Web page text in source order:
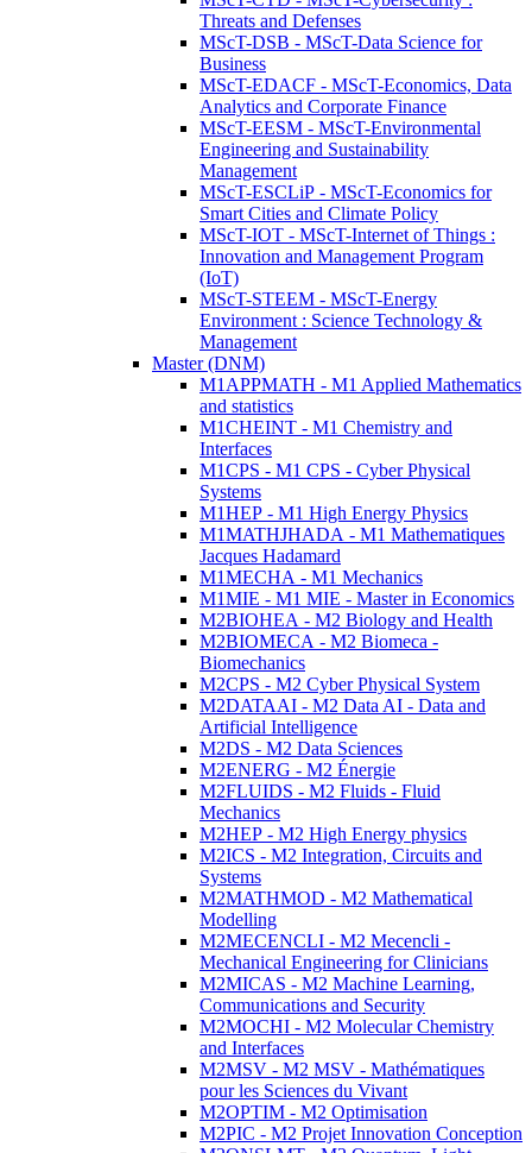
Threats and Defenses
MScT-DSB - MScT-Data Science for
Business
MScT-EDACF - MScT-Economics, Data
Analytics and Corporate Finance
MScT-EESM - MScT-Environmental
Engineering and Sustainability
Management
MScT-ESCLiP - MScT-Economics for
Smart Cities and Climate Policy
MScT-IOT - MScT-Internet of Things :
Innovation and Management Program
(IoT)
MScT-STEEM - MScT-Energy
Environment : Science Technology &
Management
Master (DNM)
M1APPMATH - M1 Applied Mathematics
and statistics
M1CHEINT - M1 Chemistry and
Interfaces
M1CPS - M1 CPS - Cyber Physical
Systems
M1HEP - M1 High Energy Physics
M1MATHJHADA - M1 Mathematiques
Jacques Hadamard
M1MECHA - M1 Mechanics
M1MIE - M1 MIE - Master in Economics
M2BIOHEA - M2 Biology and Health
M2BIOMECA - M2 Biomeca -
Biomechanics
M2CPS - M2 Cyber Physical System
M2DATAAI - M2 Data AI - Data and
Artificial Intelligence
M2DS - M2 Data Sciences
M2ENERG - M2 Énergie
M2FLUIDS - M2 Fluids - Fluid
Mechanics
M2HEP - M2 High Energy physics
M2ICS - M2 Integration, Circuits and
Systems
M2MATHMOD - M2 Mathematical
Modelling
M2MECENCLI - M2 Mecencli -
Mechanical Engineering for Clinicians
M2MICAS - M2 Machine Learning,
Communications and Security
M2MOCHI - M2 Molecular Chemistry
and Interfaces
M2MSV - M2 MSV - Mathématiques
pour les Sciences du Vivant
M2OPTIM - M2 Optimisation
M2PIC - M2 Projet Innovation Conception